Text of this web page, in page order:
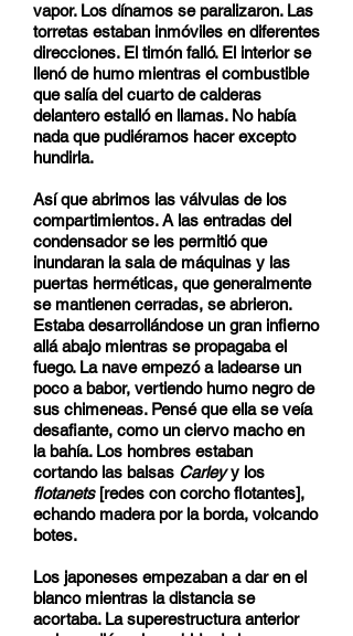
vapor. Los dínamos se paralizaron. Las
torretas estaban inmóviles en diferentes
direcciones. El timón falló. El interior se
llenó de humo mientras el combustible
que salía del cuarto de calderas
delantero estalló en llamas. No había
nada que pudiéramos hacer excepto
hundirla.
Así que abrimos las válvulas de los
compartimientos. A las entradas del
condensador se les permitió que
inundaran la sala de máquinas y las
puertas herméticas, que generalmente
se mantienen cerradas, se abrieron.
Estaba desarrollándose un gran infierno
allá abajo mientras se propagaba el
fuego. La nave empezó a ladearse un
poco a babor, vertiendo humo negro de
sus chimeneas. Pensé que ella se veía
desafiante, como un ciervo macho en
la bahía. Los hombres estaban
cortando las balsas Carleyy los
flotanets[redes con corcho flotantes],
echando madera por la borda, volcando
botes.
Los japoneses empezaban a dar en el
blanco mientras la distancia se
acortaba. La superestructura anterior